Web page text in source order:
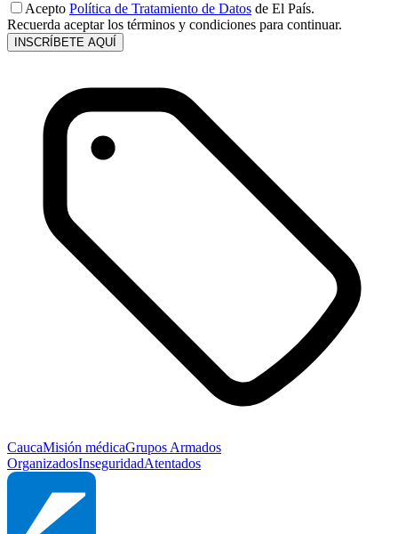
Acepto Política de Tratamiento de Datos de El País.
Recuerda aceptar los términos y condiciones para continuar.
INSCRÍBETE AQUÍ
CaucaMisión médicaGrupos Armados
OrganizadosInseguridadAtentados